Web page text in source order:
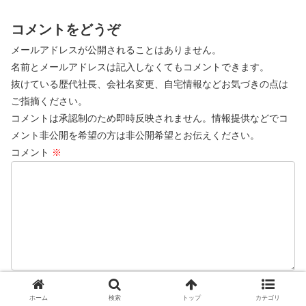
コメントをどうぞ
メールアドレスが公開されることはありません。
名前とメールアドレスは記入しなくてもコメントできます。
抜けている歴代社長、会社名変更、自宅情報などお気づきの点は
ご指摘ください。
コメントは承認制のため即時反映されません。情報提供などでコ
メント非公開を希望の方は非公開希望とお伝えください。
コメント ※
ホーム 検索 トップ カテゴリ